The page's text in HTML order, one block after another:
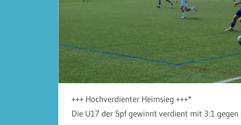
+++ Hochverdienter Heimsieg +++*
Die U17 der Spf gewinnt verdient mit 3:1 gegen